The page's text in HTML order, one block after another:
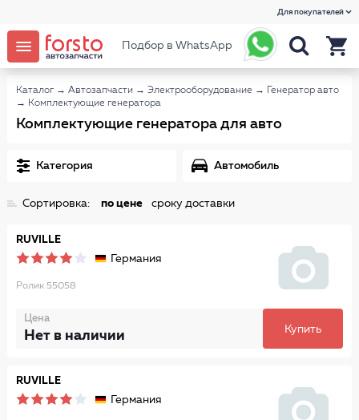
Для покупателей
Подбор в WhatsApp
Каталог → Автозапчасти → Электрооборудование →
Генератор авто
→ Комплектующие генератора
Комплектующие генератора для авто
Категория Автомобиль
Сортировка: по цене сроку доставки
RUVILLE
Германия
Ролик 55058
Цена
Нет в наличии Купить
RUVILLE
Германия